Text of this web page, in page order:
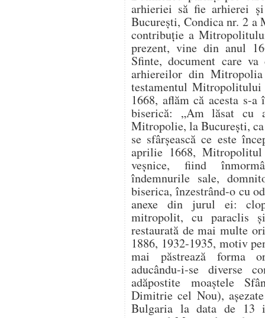
arhieriei să fie arhierei
București, Condica nr. 2
contribuție a
prezent, vine din anul
Sfinte, document care
arhiereilor din
testamentul
1668, aflăm că acesta s-
biserică: „Am lăsat
Mitropolie, la București,
se sfârșească ce este
aprilie 1668,
veșnice, fiind
îndemnurile sale,
biserica, înzestrând-o cu
anexe din jurul ei:
mitropolit, cu paraclis
restaurată de mai multe
1886, 1932-1935, motiv
mai păstrează forma
aducându-i-se diverse
adăpostite moaștele
Dimitrie cel Nou),
Bulgaria la data de 13